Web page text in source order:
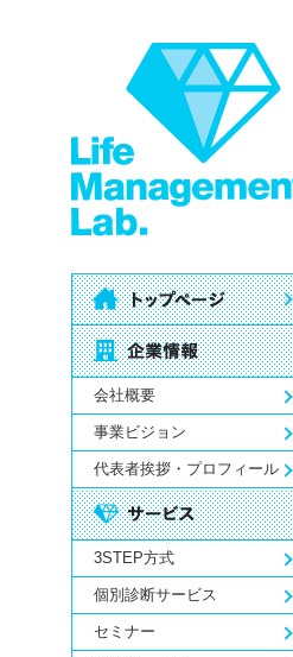
会社概要
事業ビジョン
代表者挨拶・プロフィール
3STEP方式
個別診断サービス
セミナー